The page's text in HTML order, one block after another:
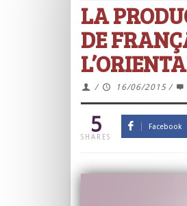
LA
DE
/ 16/06/2015 /
5
SHARES
Facebook